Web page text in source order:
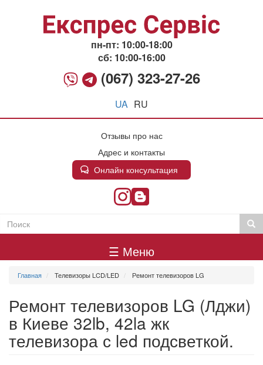
пн-пт: 10:00-18:00
сб: 10:00-16:00
(067) 323-27-26
UA RU
Отзывы про нас
Адрес и контакты
Онлайн консультация
Пошукова
Поиск
меню
☰ Меню
Главная Телевизоры LCD/LED Ремонт телевизоров LG
Ремонт телевизоров LG (Лджи)
в Киеве 32lb, 42la жк
телевизора с led подсветкой.